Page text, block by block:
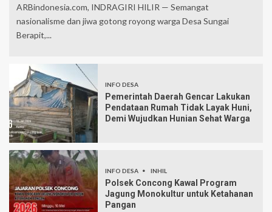
ARBindonesia.com, INDRAGIRI HILIR — Semangat
nasionalisme dan jiwa gotong royong warga Desa Sungai
Berapit,...
INFO DESA
Pemerintah Daerah Gencar Lakukan
Pendataan Rumah Tidak Layak Huni,
Demi Wujudkan Hunian Sehat Warga
INFO DESA INHIL
Polsek Concong Kawal Program
Jagung Monokultur untuk Ketahanan
Pangan